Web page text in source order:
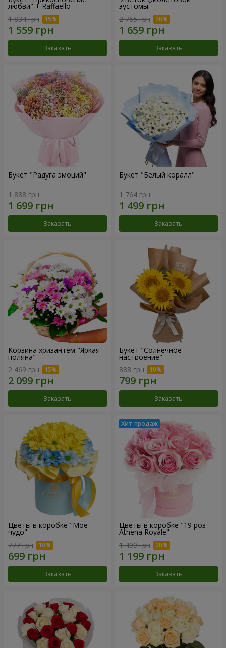
любви" + Raffaello
1 834 грн
Заказать
эустомы
2 765 грн
Заказать
Букет "Радуга эмоций"
1 888 грн
Заказать
Букет "Белый коралл"
1 764 грн
Заказать
Корзина хризантем "Яркая
поляна"
2 469 грн
Заказать
Букет "Солнечное
настроение"
888 грн
Заказать
Цветы в коробке "Мое
чудо"
777 грн
Заказать
Цветы в коробке "19 роз
Athena Royale"
1 499 грн
Заказать